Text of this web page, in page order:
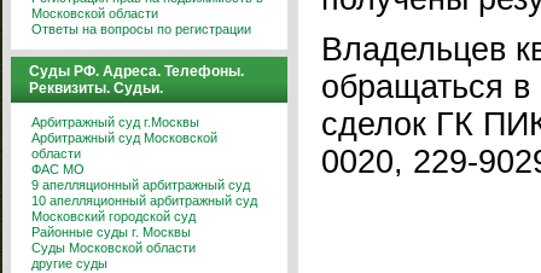
Московской области
Ответы на вопросы по регистрации
Суды РФ. Адреса. Телефоны.
Реквизиты. Судьи.
Арбитражный суд г.Москвы
Арбитражный суд Московской
области
ФАС МО
9 апелляционный арбитражный суд
10 апелляционный арбитражный суд
Московский городской суд
Районные суды г. Москвы
Суды Московской области
другие суды
Владельцев
обращаться
сделок ГК
0020, 229-